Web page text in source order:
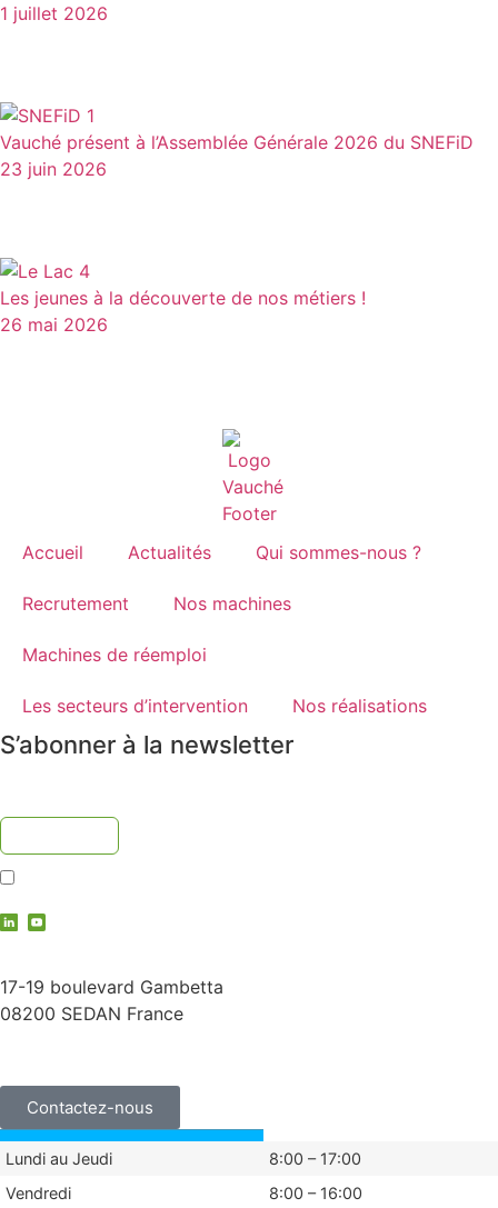
1 juillet 2026
Vauché présent à l’Assemblée Générale 2026 du SNEFiD
23 juin 2026
Les jeunes à la découverte de nos métiers !
26 mai 2026
Accueil Actualités Qui sommes-nous ?
Recrutement Nos machines
Machines de réemploi
Les secteurs d’intervention Nos réalisations
S’abonner à la newsletter
17-19 boulevard Gambetta
08200 SEDAN France
Contactez-nous
Lundi au Jeudi
8:00 – 17:00
Vendredi
8:00 – 16:00